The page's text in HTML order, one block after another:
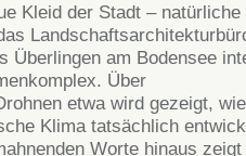
Kleid der Stadt – natürliche
Überlingen am Bodensee
Über
etwa wird gezeigt, wie
Klima tatsächlich
Worte hinaus zeigt